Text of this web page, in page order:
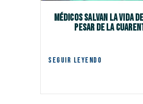
Médicos salvan la vida
pesar de la
SEGUIR LEYENDO